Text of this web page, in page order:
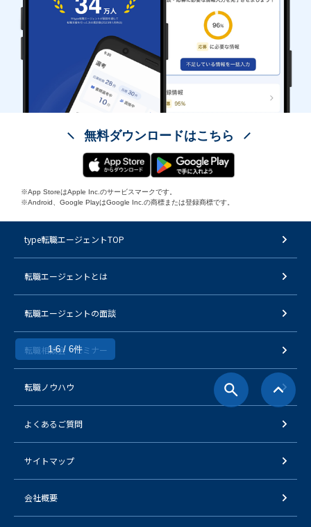
1-6 / 6件
無料ダウンロードはこちら
※App StoreはApple Inc.のサービスマークです。
※Android、Google PlayはGoogle Inc.の商標または登録商標です。
type転職エージェントTOP
転職エージェントとは
転職エージェントの面談
転職相談会・セミナー
転職ノウハウ
よくあるご質問
サイトマップ
会社概要